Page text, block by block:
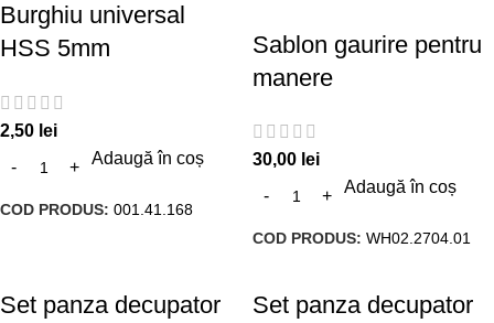
Burghiu universal
HSS 5mm
2,50 lei
Adaugă în coș
COD PRODUS: 001.41.168
Sablon gaurire pentru
manere
30,00 lei
Adaugă în coș
COD PRODUS: WH02.2704.01
Set panza decupator
Set panza decupator